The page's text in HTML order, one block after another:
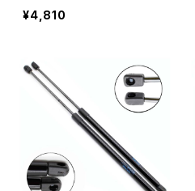
ュエーター1993-1997dク
ラウンビクトリアリンカーン
6AA
¥4,810